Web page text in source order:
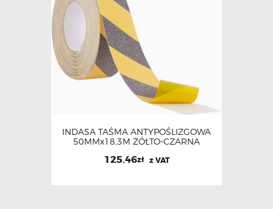
INDASA TAŚMA ANTYPOŚLIZGOWA
50MMx18,3M ŻÓŁTO-CZARNA
125.46zł z VAT